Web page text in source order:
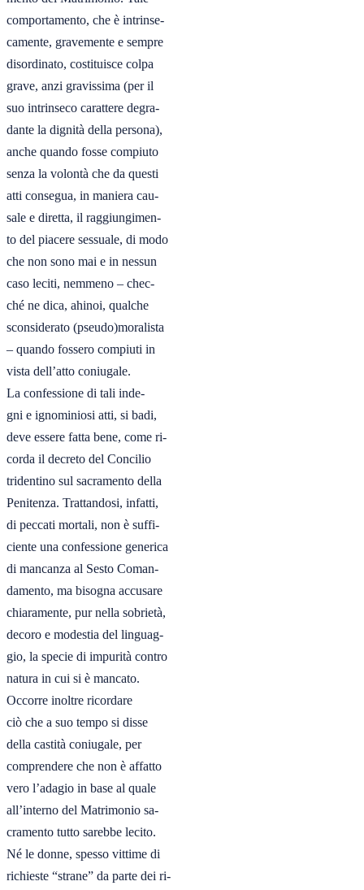
comportamento, che è intrinse-
camente, gravemente e sempre
disordinato, costituisce colpa
grave, anzi gravissima (per il
suo intrinseco carattere degra-
dante la dignità della persona),
anche quando fosse compiuto
senza la volontà che da questi
atti consegua, in maniera cau-
sale e diretta, il raggiungimen-
to del piacere sessuale, di modo
che non sono mai e in nessun
caso leciti, nemmeno – chec-
ché ne dica, ahinoi, qualche
sconsiderato (pseudo)moralista
– quando fossero compiuti in
vista dell’atto coniugale.
La confessione di tali inde-
gni e ignominiosi atti, si badi,
deve essere fatta bene, come ri-
corda il decreto del Concilio
tridentino sul sacramento della
Penitenza. Trattandosi, infatti,
di peccati mortali, non è suffi-
ciente una confessione generica
di mancanza al Sesto Coman-
damento, ma bisogna accusare
chiaramente, pur nella sobrietà,
decoro e modestia del linguag-
gio, la specie di impurità contro
natura in cui si è mancato.
Occorre inoltre ricordare
ciò che a suo tempo si disse
della castità coniugale, per
comprendere che non è affatto
vero l’adagio in base al quale
all’interno del Matrimonio sa-
cramento tutto sarebbe lecito.
Né le donne, spesso vittime di
richieste “strane” da parte dei ri-